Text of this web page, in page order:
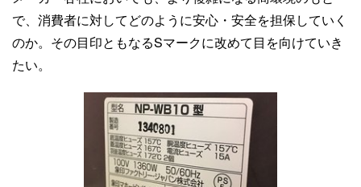
で、消費者に対してどのように安心・安全を担保していく
のか。その目印ともなるSマークに改めて目を向けていき
たい。